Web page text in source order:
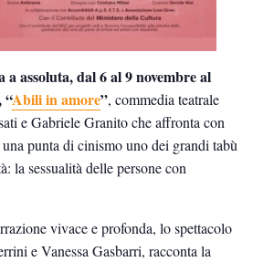
a assoluta,dal 6 al 9 novembre al
“Abili in amore”, commedia teatrale
e Gabriele Granito che affronta con
punta di cinismo uno dei grandi tabù
la sessualità delle persone con
vivace e profonda, lo spettacolo
e Vanessa Gasbarri, racconta la